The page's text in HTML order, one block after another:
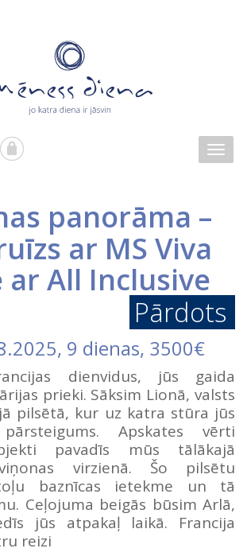
panorāma –
ar MS Viva
ar All Inclusive
Pārdots
, 9 dienas, 3500€
dienvidus, jūs gaida
prieki. Sāksim Lionā, valsts
pilsētā, kur uz katra stūra jūs
Apskates vērti
pavadīs mūs tālākajā
virzienā. Šo pilsētu
baznīcas ietekme un tā
Ceļojuma beigās būsim Arlā,
jūs atpakaļ laikā. Francija
reizi